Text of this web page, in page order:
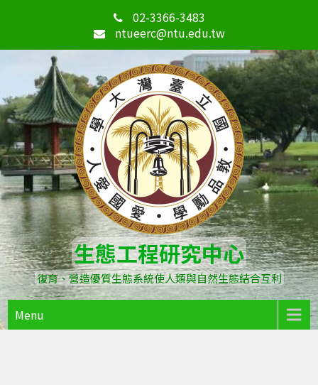
02-3366-3483
ntueerc@ntu.edu.tw
生態工程研究中心
復育、營造優質生態系統使人類與自然生態結合互利
Menu